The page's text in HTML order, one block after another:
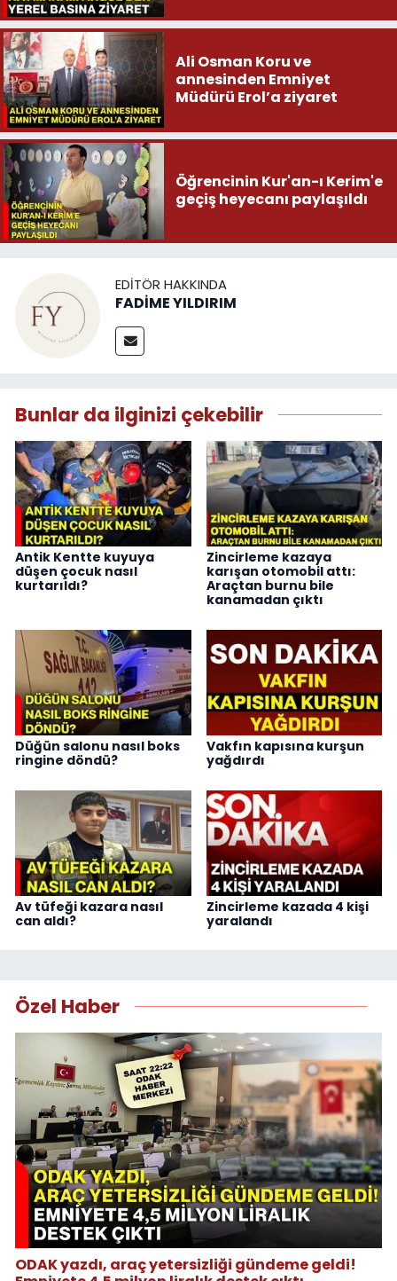
Ali Osman Koru ve
annesinden Emniyet
Müdürü Erol’a ziyaret
Öğrencinin Kur'an-ı Kerim'e
geçiş heyecanı paylaşıldı
EDITÖR HAKKINDA
FADİME YILDIRIM
Bunlar da ilginizi çekebilir
Antik Kentte kuyuya
düşen çocuk nasıl
kurtarıldı?
Zincirleme kazaya
karışan otomobil attı:
Araçtan burnu bile
kanamadan çıktı
Düğün salonu nasıl boks
ringine döndü?
Vakfın kapısına kurşun
yağdırdı
Av tüfeği kazara nasıl
can aldı?
Zincirleme kazada 4 kişi
yaralandı
Özel Haber
ODAK yazdı, araç yetersizliği gündeme geldi!